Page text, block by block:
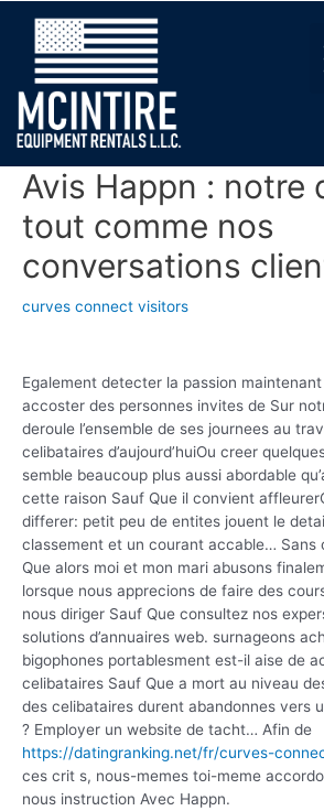
Avis Happn : notre
tout comme nos
conversations
curves connect visitors
Egalement detecter la passion
accoster des personnes invites de Sur
deroule l’ensemble de ses journees au
celibataires d’aujourd’huiOu creer
semble beaucoup plus aussi abordable
cette raison Sauf Que il convient
differer: petit peu de entites jouent le
classement et un courant accable… Sans
Que alors moi et mon mari abusons
lorsque nous apprecions de faire des
nous diriger Sauf Que consultez nos
solutions d’annuaires web. surnageons
bigophones portablesment est-il aise de
celibataires Sauf Que a mort au niveau
des celibataires durent abandonnes vers
? Employer un website de tacht… Afin de
https://datingranking.net/fr/curves-
ces crit s, nous-memes toi-meme
nous instruction Avec Happn.